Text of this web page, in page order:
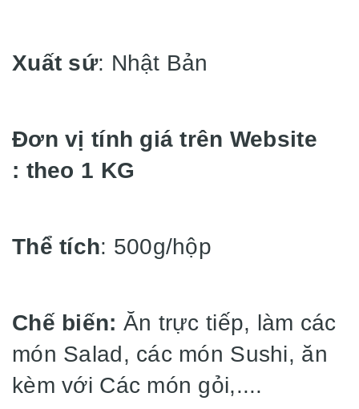
Xuất sứ: Nhật Bản
Đơn vị tính giá trên Website
: theo 1 KG
Thể tích: 500g/hộp
Chế biến: Ăn trực tiếp, làm các
món Salad, các món Sushi, ăn
kèm với Các món gỏi,....